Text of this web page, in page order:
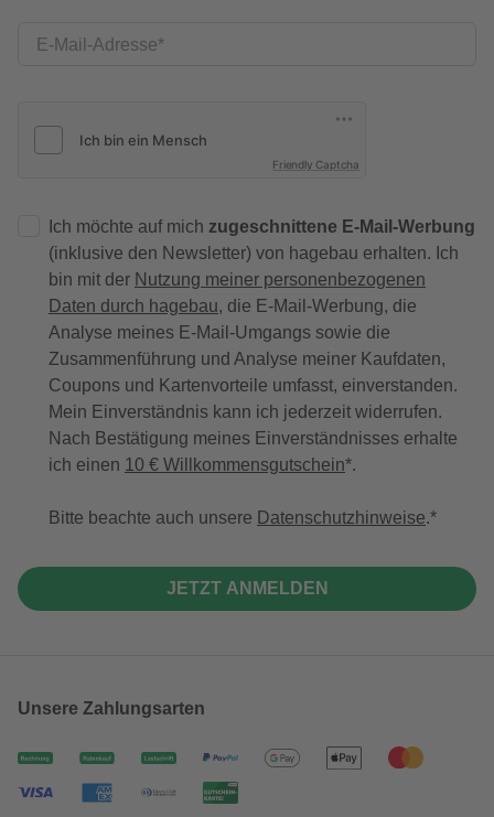
E-Mail-Adresse
Friendly Captcha
Ich möchte auf mich zugeschnittene E-Mail-Werbung
(inklusive den Newsletter) von hagebau erhalten. Ich
bin mit der Nutzung meiner personenbezogenen
Daten durch hagebau, die E-Mail-Werbung, die
Analyse meines E-Mail-Umgangs sowie die
Zusammenführung und Analyse meiner Kaufdaten,
Coupons und Kartenvorteile umfasst, einverstanden.
Mein Einverständnis kann ich jederzeit widerrufen.
Nach Bestätigung meines Einverständnisses erhalte
ich einen 10 € Willkommensgutschein*.
Bitte beachte auch unsere Datenschutzhinweise.
JETZT ANMELDEN
Unsere Zahlungsarten